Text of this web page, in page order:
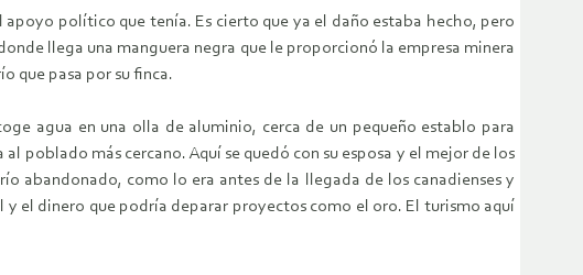
político que tenía. Es cierto que ya el daño estaba hecho, pero
llega una manguera negra que le proporcionó la empresa minera
que pasa por su finca.
agua en una olla de aluminio, cerca de un pequeño establo para
poblado más cercano. Aquí se quedó con su esposa y el mejor de los
abandonado, como lo era antes de la llegada de los canadienses y
y el dinero que podría deparar proyectos como el oro. El turismo aquí